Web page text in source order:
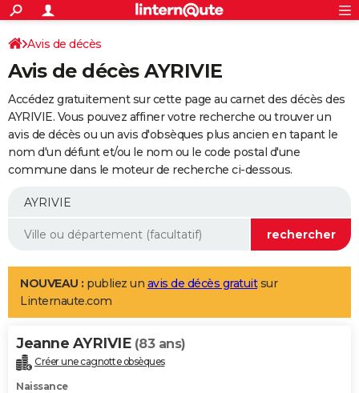
ACTUALITÉS
Politique
Société
Faits Divers
Education
Monde
Villes
+
SPORT
Coupe du monde 2026
Football
Tennis
Cyclisme
Rugby
Forum
Programme TV
TNT
Streaming
Cinéma
Sorties cinéma
Musique
+
FINANCE
Retraite
Epargne
Immobilier
Risques naturels par ville
Banque
Assurance
AUTO
Essais
Réserver un essai
Citadines
Berlines
SUV
Forum auto
+
Mobiles
Meilleur smartphone
Internet
Ordinateurs
Jeux vidéo
Guide high-tech
Aménagement intérieur
LIFESTYLE
Art de vivre
Bien-être
Loisirs
Mode
Modes de vie
Alimentation
Guide de la santé
Maladies
Médicaments
Sommeil
VOYAGE
Destinations
City break
Voyage nature
Voyage de noces
Forum
Climat
+PHOTO
Avis de décès
Avis de décès AYRIVIE
Accédez gratuitement sur cette page au carnet des décès des
AYRIVIE. Vous pouvez affiner votre recherche ou trouver un
avis de décès ou un avis d'obsèques plus ancien en tapant le
nom d'un défunt et/ou le nom ou le code postal d'une
commune dans le moteur de recherche ci-dessous.
NOUVEAU : publiez un avis de décès gratuitsur
Linternaute.com
Jeanne AYRIVIE (83 ans)
Créer une cagnotte obsèques
Naissance